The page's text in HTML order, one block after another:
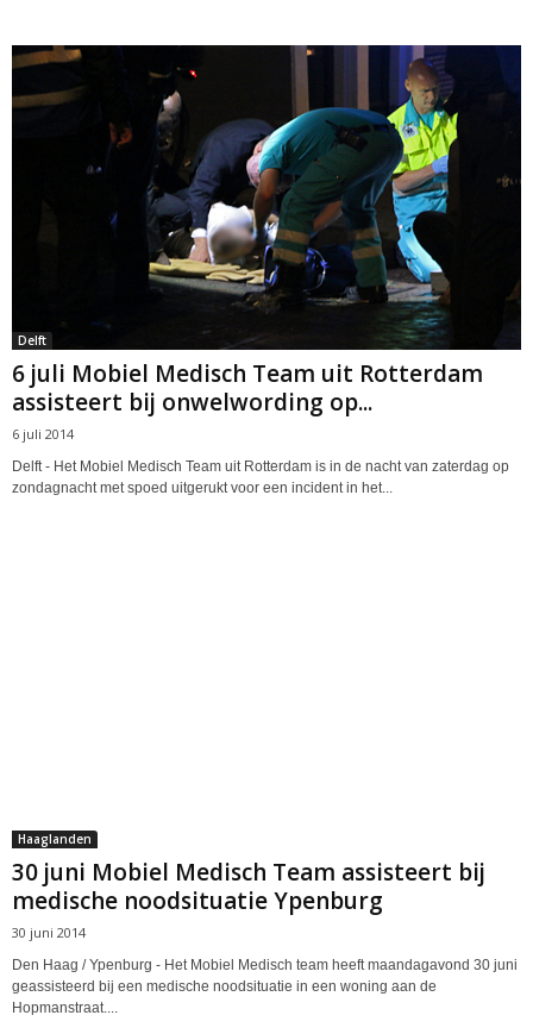
Delft
6 juli Mobiel Medisch Team uit Rotterdam
assisteert bij onwelwording op...
6 juli 2014
Delft - Het Mobiel Medisch Team uit Rotterdam is in de nacht van zaterdag op
zondagnacht met spoed uitgerukt voor een incident in het...
Haaglanden
30 juni Mobiel Medisch Team assisteert bij
medische noodsituatie Ypenburg
30 juni 2014
Den Haag / Ypenburg - Het Mobiel Medisch team heeft maandagavond 30 juni
geassisteerd bij een medische noodsituatie in een woning aan de
Hopmanstraat....